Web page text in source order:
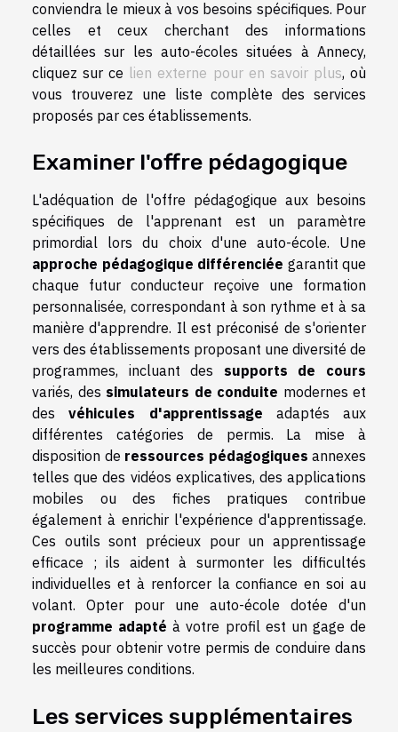
conviendra le mieux à vos besoins spécifiques. Pour
celles et ceux cherchant des informations
détaillées sur les auto-écoles situées à Annecy,
cliquez sur ce lien externe pour en savoir plus, où
vous trouverez une liste complète des services
proposés par ces établissements.
Examiner l'offre pédagogique
L'adéquation de l'offre pédagogique aux besoins
spécifiques de l'apprenant est un paramètre
primordial lors du choix d'une auto-école. Une
approche pédagogique différenciée garantit que
chaque futur conducteur reçoive une formation
personnalisée, correspondant à son rythme et à sa
manière d'apprendre. Il est préconisé de s'orienter
vers des établissements proposant une diversité de
programmes, incluant des supports de cours
variés, des simulateurs de conduite modernes et
desvéhicules d'apprentissage adaptés aux
différentes catégories de permis. La mise à
disposition de ressources pédagogiques annexes
telles que des vidéos explicatives, des applications
mobiles ou des fiches pratiques contribue
également à enrichir l'expérience d'apprentissage.
Ces outils sont précieux pour un apprentissage
efficace ; ils aident à surmonter les difficultés
individuelles et à renforcer la confiance en soi au
volant. Opter pour une auto-école dotée d'un
programme adapté à votre profil est un gage de
succès pour obtenir votre permis de conduire dans
les meilleures conditions.
Les services supplémentaires